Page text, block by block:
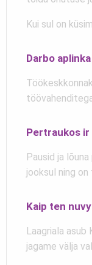
Kui sul on
Darbo aplinka
Pertraukos
Pausid ja
jooksul ning
Kaip ten
Laagriala asub
jagame välja